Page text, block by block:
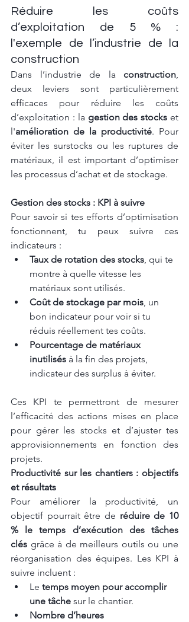
Réduire les coûts
d’exploitation de 5 % :
l'exemple de l’industrie de la
construction
Dans l’industrie de la construction,
deux leviers sont particulièrement
efficaces pour réduire les coûts
d’exploitation : la gestion des stocks et
l'amélioration de la productivité. Pour
éviter les surstocks ou les ruptures de
matériaux, il est important d’optimiser
les processus d’achat et de stockage.
Gestion des stocks : KPI à suivre
Pour savoir si tes efforts d’optimisation
fonctionnent, tu peux suivre ces
indicateurs :
Taux de rotation des stocks, qui te
montre à quelle vitesse les
matériaux sont utilisés.
Coût de stockage par mois, un
bon indicateur pour voir si tu
réduis réellement tes coûts.
Pourcentage de matériaux
inutilisés à la fin des projets,
indicateur des surplus à éviter.
Ces KPI te permettront de mesurer
l’efficacité des actions mises en place
pour gérer les stocks et d’ajuster tes
approvisionnements en fonction des
projets.
Productivité sur les chantiers : objectifs
et résultats
Pour améliorer la productivité, un
objectif pourrait être de réduire de 10
% le temps d’exécution des tâches
clés grâce à de meilleurs outils ou une
réorganisation des équipes. Les KPI à
suivre incluent :
Le temps moyen pour accomplir
une tâche sur le chantier.
Nombre d’heures